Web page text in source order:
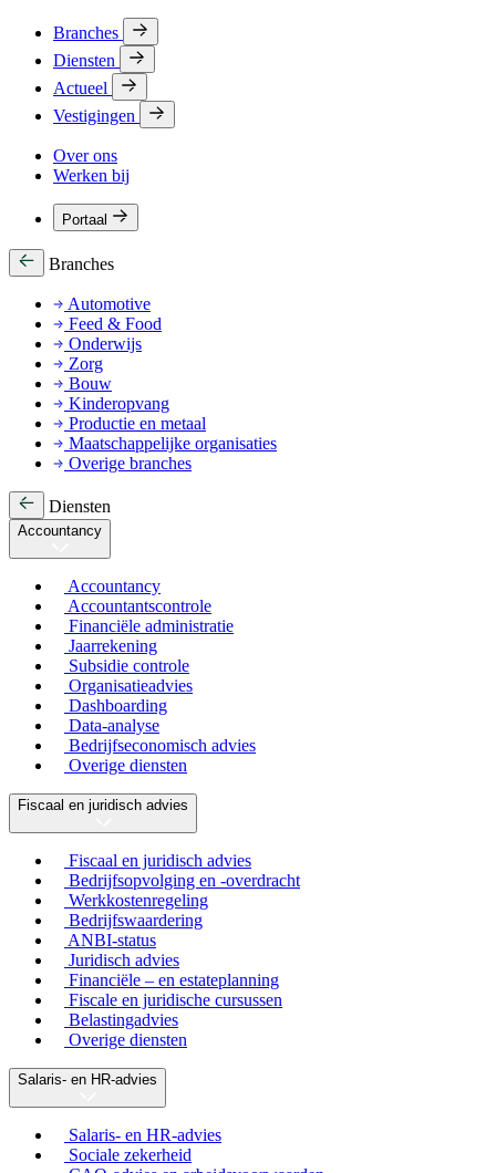
Branches
Diensten
Actueel
Vestigingen
Over ons
Werken bij
Portaal
Branches
Automotive
Feed & Food
Onderwijs
Zorg
Bouw
Kinderopvang
Productie en metaal
Maatschappelijke organisaties
Overige branches
Diensten
Accountancy
Accountancy
Accountantscontrole
Financiële administratie
Jaarrekening
Subsidie controle
Organisatieadvies
Dashboarding
Data-analyse
Bedrijfseconomisch advies
Overige diensten
Fiscaal en juridisch advies
Fiscaal en juridisch advies
Bedrijfsopvolging en -overdracht
Werkkostenregeling
Bedrijfswaardering
ANBI-status
Juridisch advies
Financiële – en estateplanning
Fiscale en juridische cursussen
Belastingadvies
Overige diensten
Salaris- en HR-advies
Salaris- en HR-advies
Sociale zekerheid